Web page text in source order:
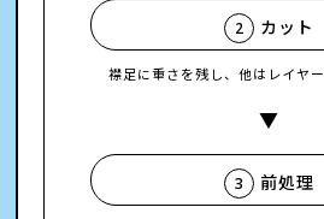
2 カット
襟足に重さを残し、他はレイヤー
3 前処理